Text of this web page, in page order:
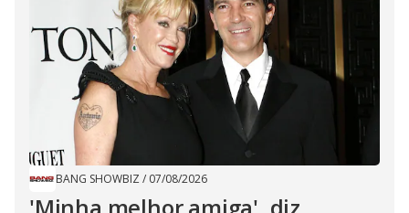
BANG SHOWBIZ / 07/08/2026